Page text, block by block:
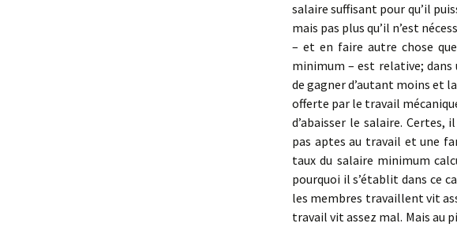
salaire suffisant pour qu’il
mais pas plus qu’il n’est
– et en faire autre chose
minimum – est relative;
de gagner d’autant moins et
offerte par le travail
d’abaisser le salaire.
pas aptes au travail et une
taux du salaire minimum
pourquoi il s’établit dans ce
les membres travaillent vit
travail vit assez mal. Mais au